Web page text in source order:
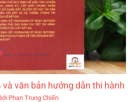
văn bản hướng dẫn thi hành
Phan Trung Chiến